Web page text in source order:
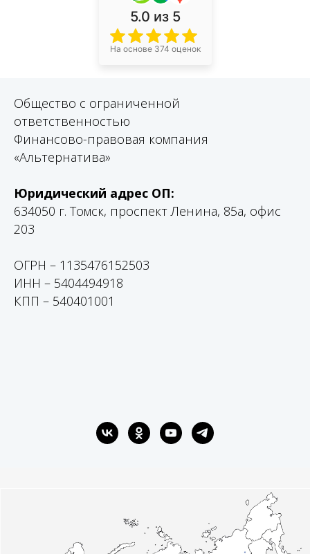
5.0 из 5
На основе 374 оценок
Общество с ограниченной
ответственностью
Финансово-правовая компания
«Альтернатива»
Юридический адрес ОП:
634050 г. Томск, проспект Ленина, 85а, офис
203
ОГРН – 1135476152503
ИНН – 5404494918
КПП – 540401001